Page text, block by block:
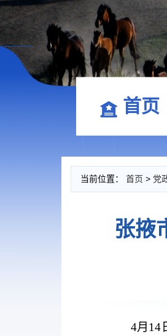
首页
当前位置： 首页 > 党
张掖
4月14